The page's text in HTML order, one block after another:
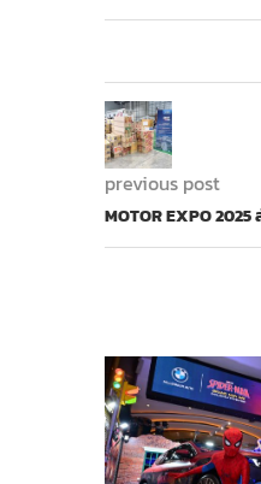
previous post
MOTOR EXPO